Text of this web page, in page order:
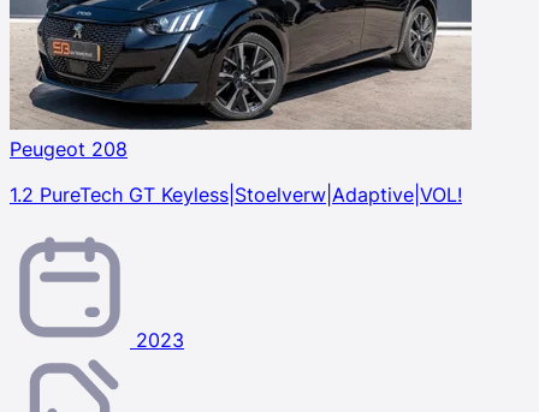
Peugeot 208
1.2 PureTech GT Keyless|Stoelverw|Adaptive|VOL!
2023